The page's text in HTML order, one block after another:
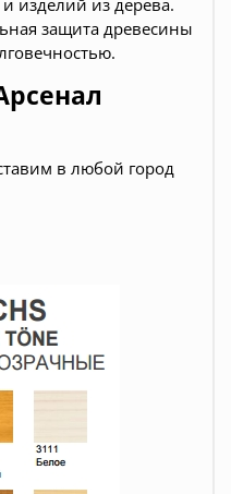
изделий из дерева.
защита древесины
в любой город